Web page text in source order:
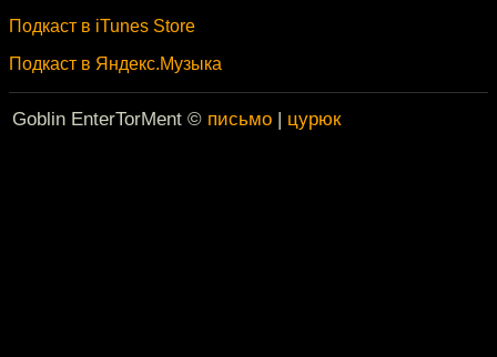
Подкаст в iTunes Store
Подкаст в Яндекс.Музыка
Goblin EnterTorMent © письмо | цурюк